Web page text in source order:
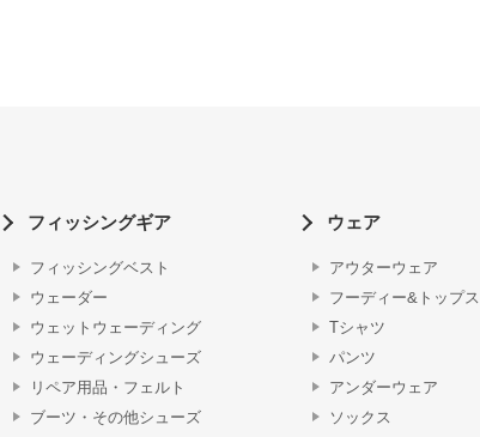
フィッシングギア
フィッシングベスト
ウェーダー
ウェットウェーディング
ウェーディングシューズ
リペア用品・フェルト
ブーツ・その他シューズ
ウェア
アウターウェア
フーディー&トップス
Tシャツ
パンツ
アンダーウェア
ソックス